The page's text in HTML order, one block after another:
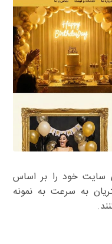
سایت خود را بر اساس
به سرعت به نمونه